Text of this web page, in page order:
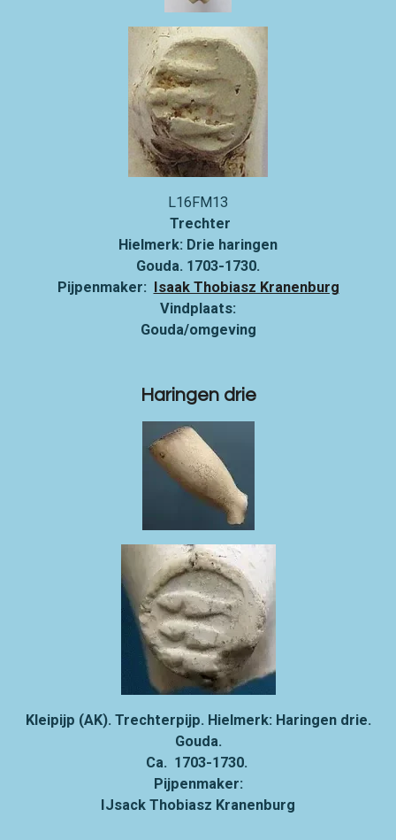
L16FM13
Trechter
Hielmerk: Drie haringen
Gouda. 1703-1730.
Pijpenmaker: Isaak Thobiasz Kranenburg
Vindplaats:
Gouda/omgeving
Haringen drie
Kleipijp (AK). Trechterpijp. Hielmerk: Haringen drie.
Gouda.
Ca. 1703-1730.
Pijpenmaker:
IJsack Thobiasz Kranenburg